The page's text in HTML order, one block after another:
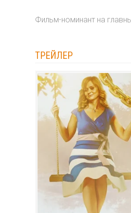
Фильм-номинант на
ТРЕЙЛЕР